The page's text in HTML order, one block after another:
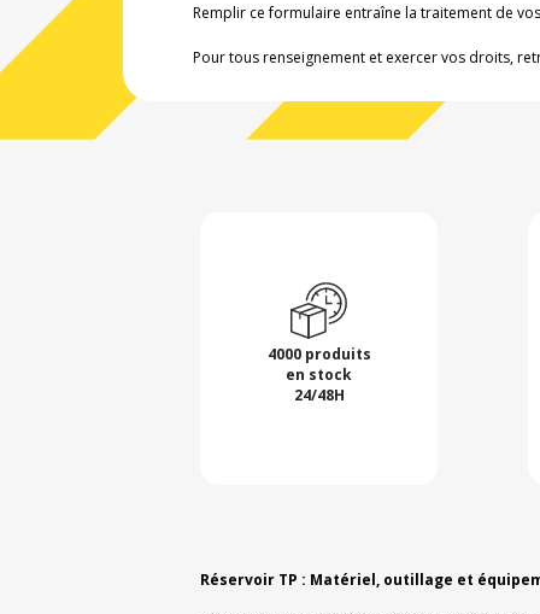
Remplir ce formulaire entraîne la traitement de
Pour tous renseignement et exercer vos droits,
4000 produits
en stock
24/48H
Réservoir TP : Matériel, outillage et